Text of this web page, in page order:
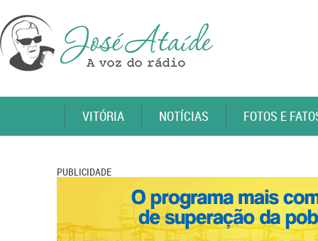
VITÓRIA NOTÍCIAS FOTOS E
PUBLICIDADE